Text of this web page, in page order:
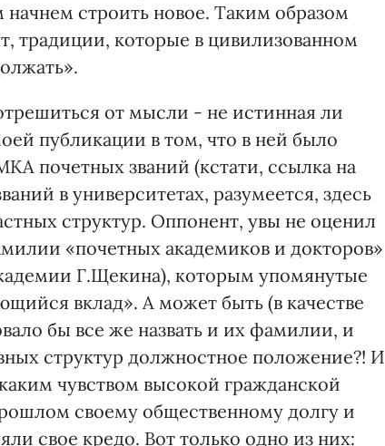
строить новое. Таким образом
традиции, которые в цивилизованном
от мысли - не истинная ли
публикации в том, что в ней было
почетных званий (кстати, ссылка на
в университетах, разумеется, здесь
структур. Оппонент, увы не оценил
«почетных академиков и докторов»
Г.Щекина), которым упомянутые
вклад». А может быть (в качестве
бы все же назвать и их фамилии, и
структур должностное положение?! И
чувством высокой гражданской
своему общественному долгу и
свое кредо. Вот только одно из них: